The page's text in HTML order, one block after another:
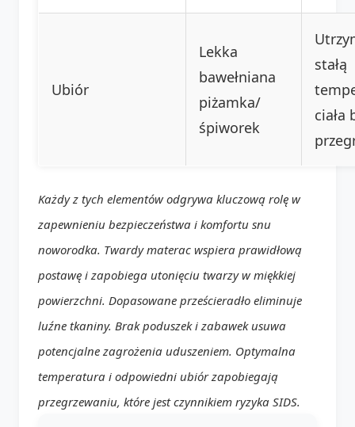
Ubiór
Lekka
bawełniana
piżamka/
śpiworek
stałą
ciała
Każdy z tych elementów odgrywa kluczową rolę w
zapewnieniu bezpieczeństwa i komfortu snu
noworodka. Twardy materac wspiera prawidłową
postawę i zapobiega utonięciu twarzy w miękkiej
powierzchni. Dopasowane prześcieradło eliminuje
luźne tkaniny. Brak poduszek i zabawek usuwa
potencjalne zagrożenia uduszeniem. Optymalna
temperatura i odpowiedni ubiór zapobiegają
przegrzewaniu, które jest czynnikiem ryzyka SIDS.